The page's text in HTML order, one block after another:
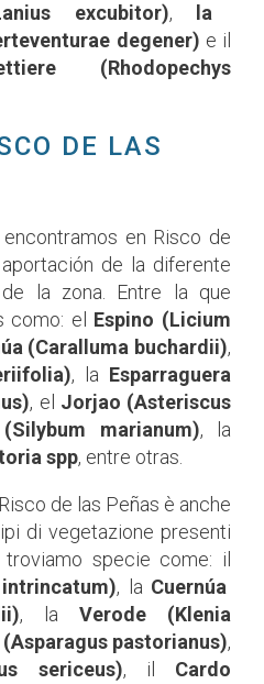
excubitor),
la
degener) e il
(Rhodopechys
DE LAS
en Risco de
de la diferente
la zona. Entre la que
como: el Espino (Licium
(Caralluma buchardii),
, la Esparraguera
, el Jorjao (Asteriscus
marianum), la
spp, entre otras.
de las Peñas è anche
di vegetazione presenti
specie come: il
, la Cuernúa
, la Verode (Klenia
pastorianus),
sericeus), il Cardo